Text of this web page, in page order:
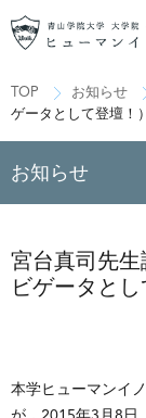
TOP お知らせ
ゲータとして登壇！）
お知らせ
宮台真司先
ビゲータとし
本学ヒューマンイ